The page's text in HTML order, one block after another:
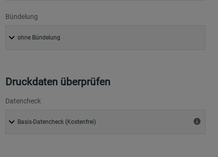
Bündelung
Druckdaten überprüfen
Datencheck